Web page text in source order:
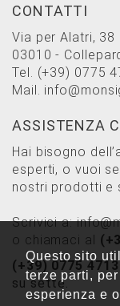
Questo sito
terze parti,
esperienza e
CONTATTI
Via per Alatri, 38
03010 -
Tel. (+39) 0775
Mail.
ASSISTENZA
Hai bisogno
esperti, o vuoi
nostri prodotti e
Scrivici a:
o chiamaci al
(+39) 0775
su sette.